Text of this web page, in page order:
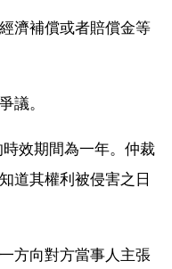
濟補償或者賠償金等
議。
效期間為一年。仲裁
道其權利被侵害之日
方向對方當事人主張